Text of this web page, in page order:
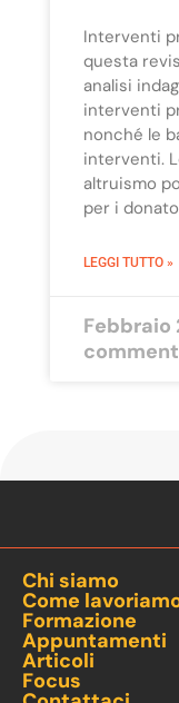
Interventi
questa
analisi
interventi
nonché le
interventi.
altruismo
per i
LEGGI TUTTO »
Febbraio
Chi siamo
Come
Formazione
Appuntamenti
Articoli
Focus